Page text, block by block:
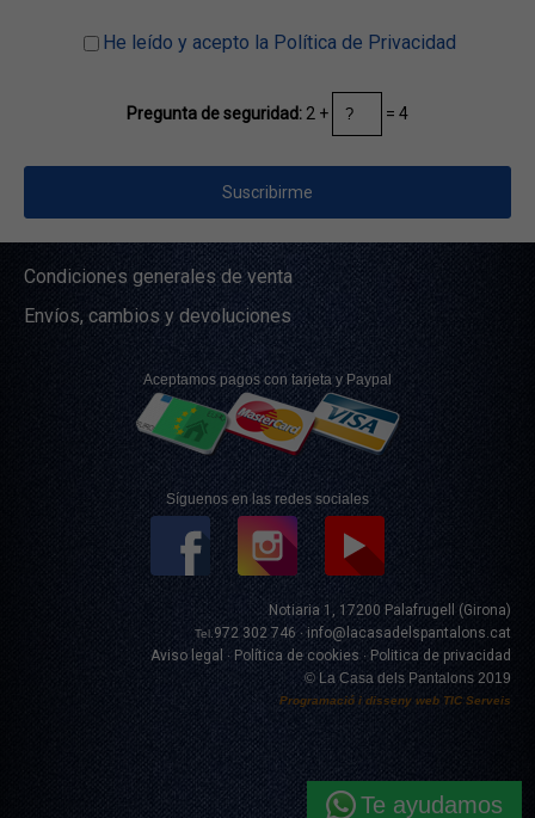
He leído y acepto la Política de Privacidad
Pregunta de seguridad: 2 + = 4
Condiciones generales de venta
Envíos, cambios y devoluciones
Aceptamos pagos con tarjeta y Paypal
Síguenos en las redes sociales
Notiaria 1, 17200 Palafrugell (Girona)
Tel. 972 302 746 ·info@lacasadelspantalons.cat
Aviso legal
· Política de cookies· Politica de privacidad
© La Casa dels Pantalons 2019
Programació i disseny web TIC Serveis
Te ayudamos